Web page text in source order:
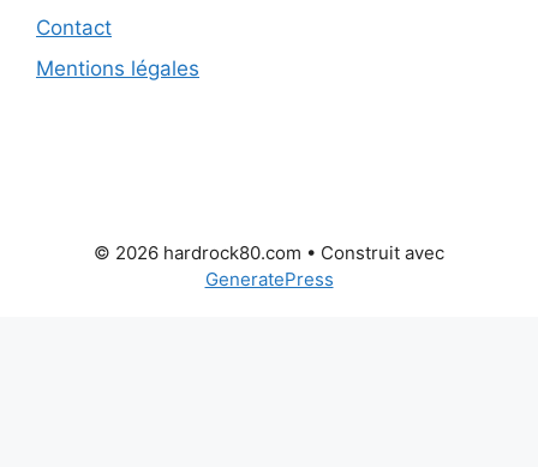
Contact
Mentions légales
© 2026 hardrock80.com • Construit avec
GeneratePress